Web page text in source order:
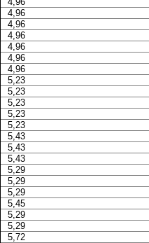
4,96
4,96
4,96
4,96
4,96
4,96
5,23
5,23
5,23
5,23
5,23
5,43
5,43
5,43
5,29
5,29
5,29
5,45
5,29
5,29
5,72